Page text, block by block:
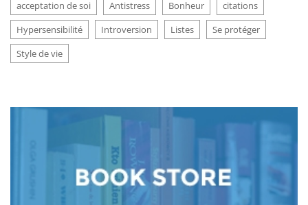
acceptation de soi Antistress Bonheur
citations
Hypersensibilité
Introversion Listes
Se protéger
Style de vie